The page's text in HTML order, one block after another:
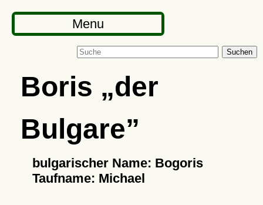
Menu
Suchen
Boris
der
Bulgare
bulgarischer Name: Bogoris
Taufname: Michael